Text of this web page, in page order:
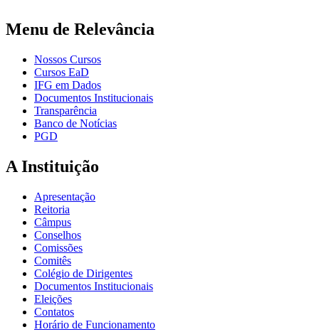
Menu de Relevância
Nossos Cursos
Cursos EaD
IFG em Dados
Documentos Institucionais
Transparência
Banco de Notícias
PGD
A Instituição
Apresentação
Reitoria
Câmpus
Conselhos
Comissões
Comitês
Colégio de Dirigentes
Documentos Institucionais
Eleições
Contatos
Horário de Funcionamento